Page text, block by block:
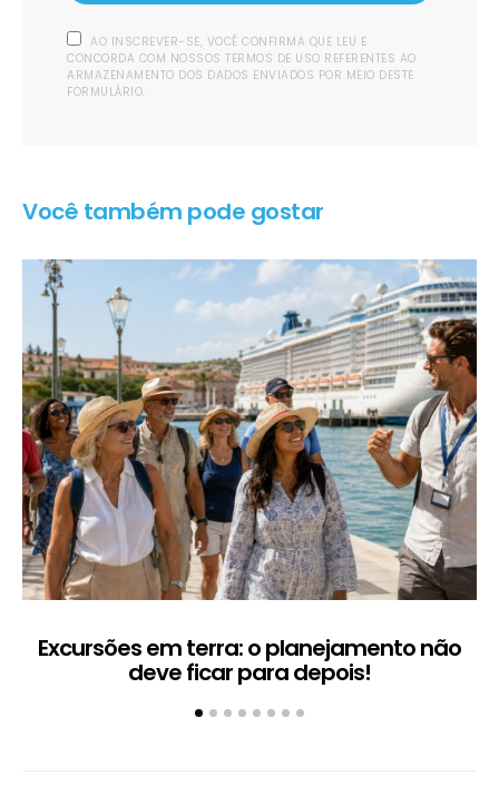
AO INSCREVER-SE, VOCÊ CONFIRMA QUE LEU E
CONCORDA COM NOSSOS TERMOS DE USO REFERENTES AO
ARMAZENAMENTO DOS DADOS ENVIADOS POR MEIO DESTE
FORMULÁRIO.
Você também pode gostar
Excursões em terra: o planejamento não
deve ficar para depois!